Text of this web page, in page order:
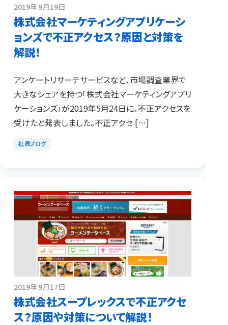
2019年9月19日
株式会社マーケティングアプリケーシ
ョンズで不正アクセス？原因と対策を
解説！
アンケートリサーチサービスなど、市場調査業界で
大きなシェアを持つ「株式会社マーケティングアプリ
ケーションズ」が2019年5月24日に、不正アクセスを
受けたと発表しました。不正アクセ […]
社員ブログ
2019年9月17日
株式会社スープレックスで不正アクセ
ス？原因や対策について解説！